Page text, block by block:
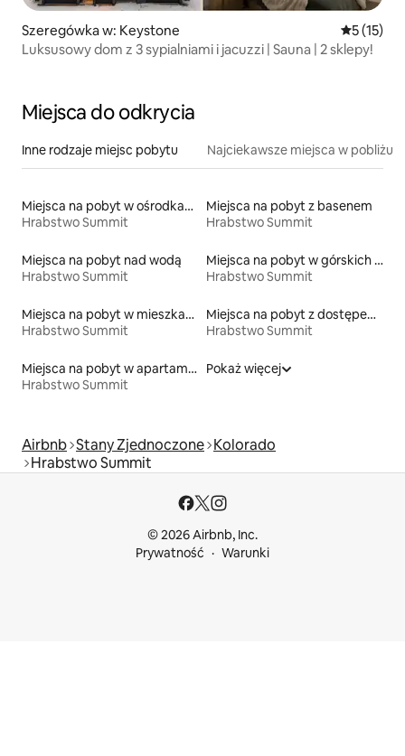
Szeregówka w: Keystone Średnia
5 (15)
Luksusowy dom z 3 sypialniami i jacuzzi | Sauna | 2 sklepy!
Miejsca do odkrycia
Inne rodzaje miejsc pobytu Najciekawsze miejsca w pobliżu
Miejsca na pobyt w ośrodkach wypoczynkowych
Hrabstwo Summit
Miejsca na pobyt z basenem
Hrabstwo Summit
Miejsca na pobyt nad wodą
Hrabstwo Summit
Miejsca na pobyt w górskich chatach
Hrabstwo Summit
Miejsca na pobyt w mieszkaniach
Hrabstwo Summit
Miejsca na pobyt z dostępem do jeziora
Hrabstwo Summit
Miejsca na pobyt w apartamentach z obsługą
Hrabstwo Summit
Pokaż więcej
Airbnb Stany Zjednoczone Kolorado
Hrabstwo Summit
© 2026 Airbnb, Inc.
Prywatność
Warunki